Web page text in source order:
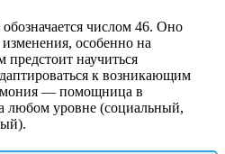
числом 46. Оно
особенно на
научиться
к возникающим
― помощница в
любом уровне (социальный,